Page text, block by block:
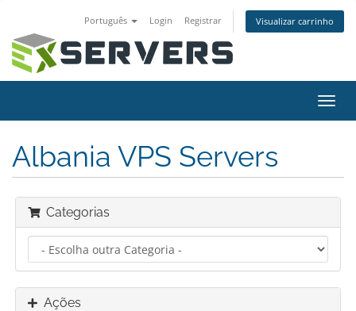
Português Login Registrar Visualizar carrinho
Albania VPS Servers
Categorias
Ações